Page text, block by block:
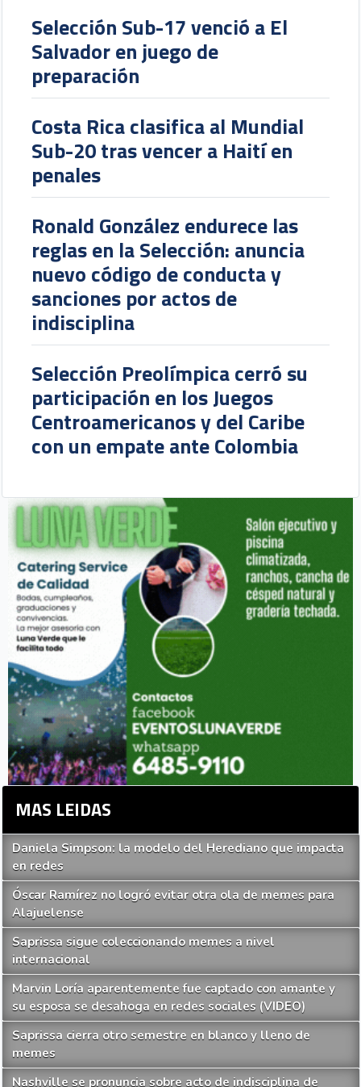
Selección Sub-17 venció a El
Salvador en juego de
preparación
Costa Rica clasifica al Mundial
Sub-20 tras vencer a Haití en
penales
Ronald González endurece las
reglas en la Selección: anuncia
nuevo código de conducta y
sanciones por actos de
indisciplina
Selección Preolímpica cerró su
participación en los Juegos
Centroamericanos y del Caribe
con un empate ante Colombia
MAS LEIDAS
Daniela Simpson: la modelo del Herediano que impacta
en redes
Óscar Ramírez no logró evitar otra ola de memes para
Alajuelense
Saprissa sigue coleccionando memes a nivel
internacional
Marvin Loría aparentemente fue captado con amante y
su esposa se desahoga en redes sociales (VIDEO)
Saprissa cierra otro semestre en blanco y lleno de
memes
Nashville se pronuncia sobre acto de indisciplina de